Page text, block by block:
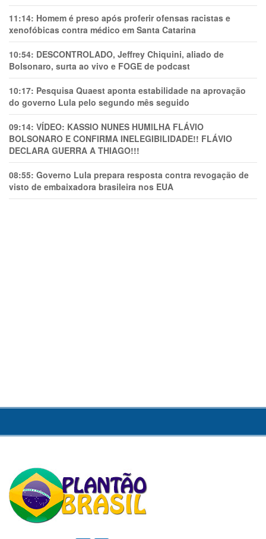
11:14: Homem é preso após proferir ofensas racistas e
xenofóbicas contra médico em Santa Catarina
10:54: DESCONTROLADO, Jeffrey Chiquini, aliado de
Bolsonaro, surta ao vivo e FOGE de podcast
10:17: Pesquisa Quaest aponta estabilidade na aprovação
do governo Lula pelo segundo mês seguido
09:14: VÍDEO: KASSIO NUNES HUMlLHA FLÁVIO
BOLSONARO E CONFIRMA INELEGIBILIDADE!! FLÁVIO
DECLARA GUERRA A THIAGO!!!
08:55: Governo Lula prepara resposta contra revogação de
visto de embaixadora brasileira nos EUA